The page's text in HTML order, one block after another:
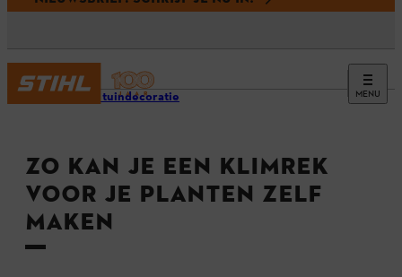
MENU
Houten tuindecoratie
ZO KAN JE EEN KLIMREK
VOOR JE PLANTEN ZELF
MAKEN